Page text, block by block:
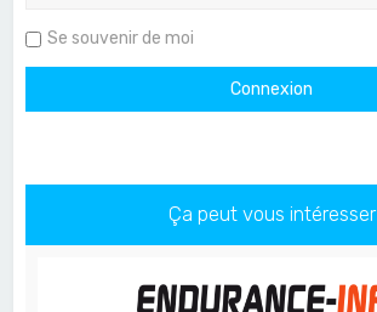
Se souvenir de moi
Ça peut vous intéresser